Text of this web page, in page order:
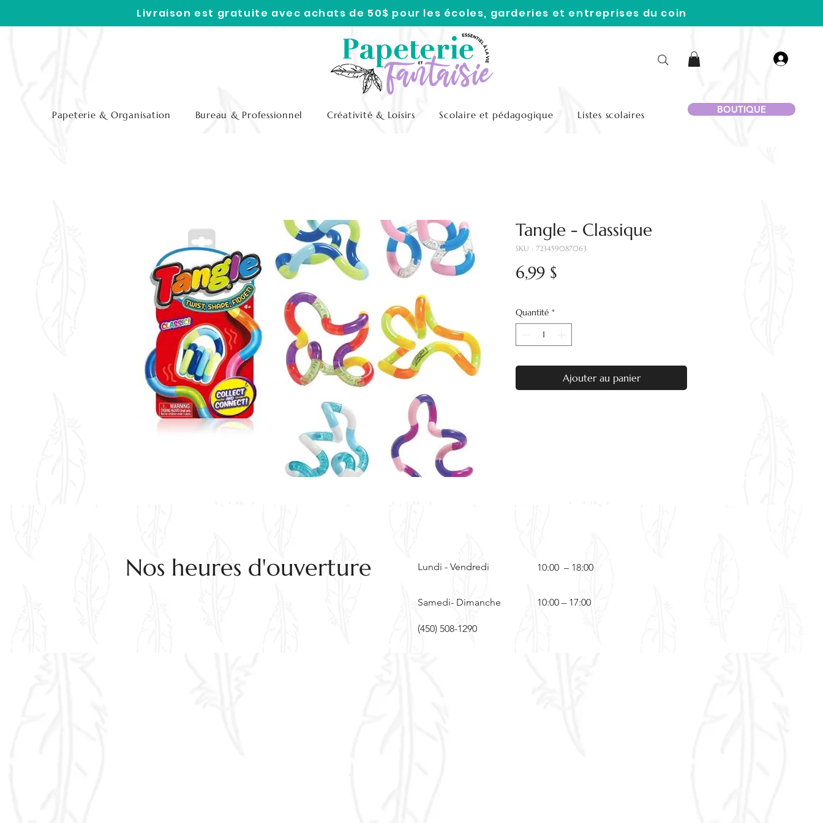
Livraison est gratuite avec achats de 50$ pour les écoles, garderies et entreprises du coin
Papeterie & Organisation Bureau & Professionnel Créativité & Loisirs Scolaire et pédagogique Listes scolaires BOUTIQUE
Tangle - Classique
SKU : 723459087063
6,99 $
Quantité *
Ajouter au panier
Nos heures d'ouverture Lundi - Vendredi 10:00 – 18:00
Samedi- Dimanche 10:00 – 17:00
(450) 508-1290